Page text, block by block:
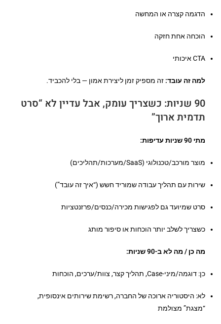
הדגמה קצרה או המחשה
הוכחה אחת חזקה
CTA איכותי
למה זה עובד: זה מספיק זמן ליצירת אמון — בלי להכביד.
90 שניות: כשצריך עומק, אבל עדיין לא “
סרט
תדמיתארוך”
מתי 90 שניות עדיפות:
מוצר מורכב/טכנולוגי (SaaS/מערכות/תהליכים)
שירות עם תהליך עבודה שמוריד חשש (“איך זה עובד”)
סרט שמיועד גם לפגישות מכירה/כנסים/פרזנטציות
כשצריך לשלב יותר הוכחות או סיפור מותג
מה כן / מה לא ב-90 שניות:
כן: דוגמה/מיני-Case, תהליך קצר, צוות/ערכים, הוכחות
לא: היסטוריה ארוכה של החברה, רשימת שירותים אינסופית,
“מצגת” מצולמת